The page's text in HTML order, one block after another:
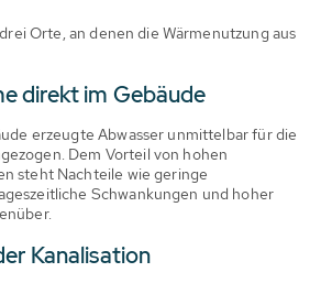
Orte, an denen die Wärmenutzung aus
direkt im Gebäude
erzeugte Abwasser unmittelbar für die
Dem Vorteil von hohen
steht Nachteile wie geringe
Schwankungen und hoher
Kanalisation